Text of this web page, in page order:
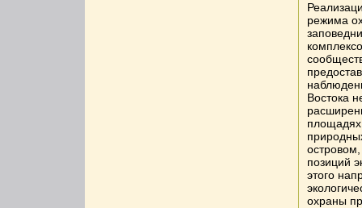
режима
Востока
позиций
этого
охраны